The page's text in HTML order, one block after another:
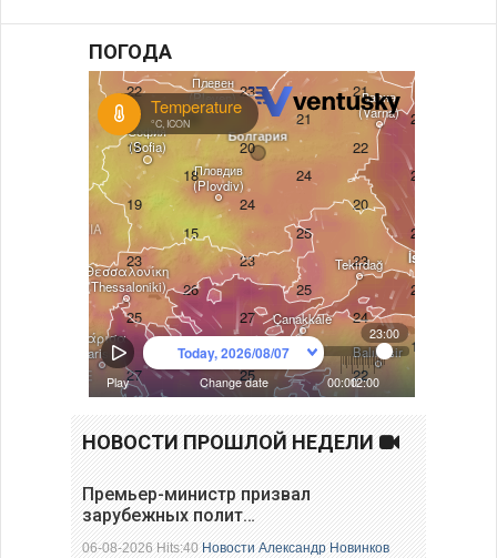
ПОГОДА
НОВОСТИ ПРОШЛОЙ НЕДЕЛИ
Премьер-министр призвал
зарубежных полит…
06-08-2026 Hits:40Новости Александр Новинков